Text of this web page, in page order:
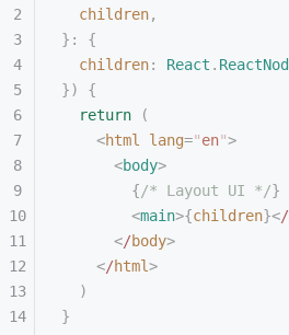
  children
,
}: {
  children
: React .
})
{
  return
(
    <
html lang="en">
      <
body>
        {
/* Layout UI */}
        <
main>{children}</
      <
/body>
    <
/html>
  )
}